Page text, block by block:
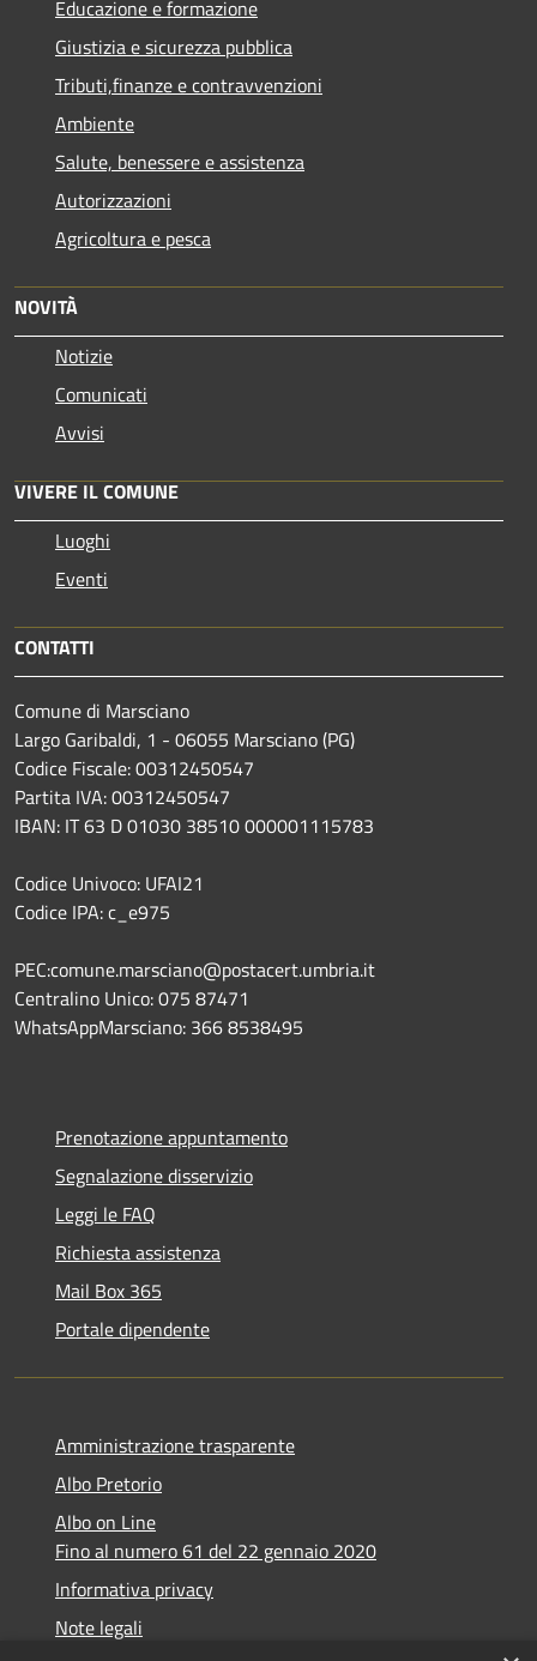
Educazione e formazione
Giustizia e sicurezza pubblica
Tributi,finanze e contravvenzioni
Ambiente
Salute, benessere e assistenza
Autorizzazioni
Agricoltura e pesca
NOVITÀ
Notizie
Comunicati
Avvisi
VIVERE IL COMUNE
Luoghi
Eventi
CONTATTI
Comune di Marsciano
Largo Garibaldi, 1 - 06055 Marsciano (PG)
Codice Fiscale: 00312450547
Partita IVA: 00312450547
IBAN: IT 63 D 01030 38510 000001115783
Codice Univoco: UFAI21
Codice IPA: c_e975
PEC:comune.marsciano@postacert.umbria.it
Centralino Unico: 075 87471
WhatsAppMarsciano: 366 8538495
Prenotazione appuntamento
Segnalazione disservizio
Leggi le FAQ
Richiesta assistenza
Mail Box 365
Portale dipendente
Amministrazione trasparente
Albo Pretorio
Albo on Line
Fino al numero 61 del 22 gennaio 2020
Informativa privacy
Note legali